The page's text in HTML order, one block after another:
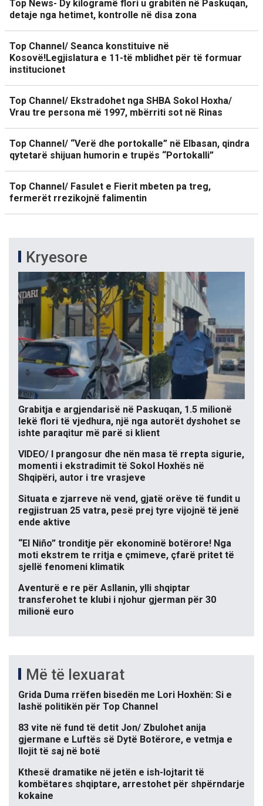
Top News- Dy kilogramë flori u grabitën në Paskuqan,
detaje nga hetimet, kontrolle në disa zona
Top Channel/ Seanca konstituive në
Kosovë!Legjislatura e 11-të mblidhet për të formuar
institucionet
Top Channel/ Ekstradohet nga SHBA Sokol Hoxha/
Vrau tre persona më 1997, mbërriti sot në Rinas
Top Channel/ “Verë dhe portokalle” në Elbasan, qindra
qytetarë shijuan humorin e trupës “Portokalli”
Top Channel/ Fasulet e Fierit mbeten pa treg,
fermerët rrezikojnë falimentin
Kryesore
Grabitja e argjendarisë në Paskuqan, 1.5 milionë
lekë flori të vjedhura, një nga autorët dyshohet se
ishte paraqitur më parë si klient
VIDEO/ I prangosur dhe nën masa të rrepta sigurie,
momenti i ekstradimit të Sokol Hoxhës në
Shqipëri, autor i tre vrasjeve
Situata e zjarreve në vend, gjatë orëve të fundit u
regjistruan 25 vatra, pesë prej tyre vijojnë të jenë
ende aktive
“El Niño” tronditje për ekonominë botërore! Nga
moti ekstrem te rritja e çmimeve, çfarë pritet të
sjellë fenomeni klimatik
Aventurë e re për Asllanin, ylli shqiptar
transferohet te klubi i njohur gjerman për 30
milionë euro
Më të lexuarat
Grida Duma rrëfen bisedën me Lori Hoxhën: Si e
lashë politikën për Top Channel
83 vite në fund të detit Jon/ Zbulohet anija
gjermane e Luftës së Dytë Botërore, e vetmja e
llojit të saj në botë
Kthesë dramatike në jetën e ish-lojtarit të
kombëtares shqiptare, arrestohet për shpërndarje
kokaine